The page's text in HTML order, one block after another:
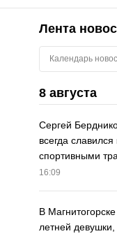
Лента
Календарь
8 августа
Сергей
всегда
спортивными
16:09
В
летней